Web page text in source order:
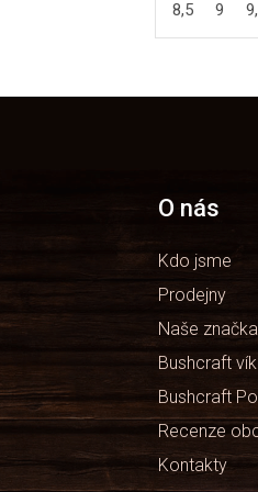
8,5 9
O nás
Kdo jsme
Prodejny
Naše
Bushcraft
Bushcraft
Recenze
Kontakty